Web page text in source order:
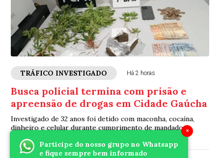
×
Participe do nosso grupo no Whatsapp
e fique sempre bem informado
TRÁFICO INVESTIGADO Há 2 horas
Busca policial termina com prisão e
apreensão de drogas em Cidade Gaúcha
Investigado de 32 anos foi detido com maconha, cocaína,
dinheiro e celular durante cumprimento de mandado